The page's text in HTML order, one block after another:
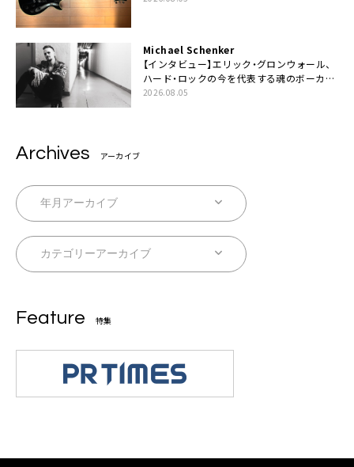
Michael Schenker
【インタビュー】エリック・グロンウォール、
ハード・ロックの今を代表する魂のボーカリ
スト来日決定
2026.08.05
Archives アーカイブ
Feature 特集